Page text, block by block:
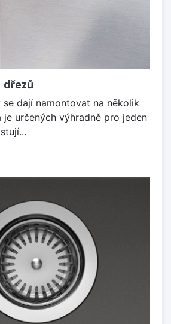
dřezů
se dají namontovat na několik
je určených výhradně pro jeden